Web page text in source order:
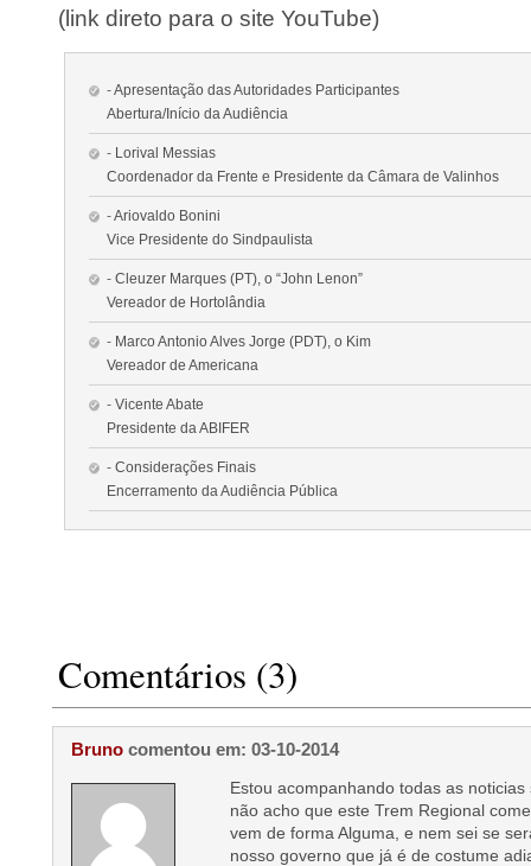
(link direto para o site YouTube)
-Apresentação das Autoridades Participantes
Abertura/Início da Audiência
- Lorival Messias
Coordenador da Frente e Presidente da Câmara de Valinhos
-Ariovaldo Bonini
Vice Presidente do Sindpaulista
- Cleuzer Marques (PT), o “John Lenon”
Vereador de Hortolândia
- Marco Antonio Alves Jorge (PDT), o Kim
Vereador de Americana
- Vicente Abate
Presidente da ABIFER
- Considerações Finais
Encerramento da Audiência Pública
Comentários (3)
Bruno comentou em: 03-10-2014
Estou acompanhando todas as
não acho que este Trem Regional
vem de forma Alguma, e nem sei se
nosso governo que já é de costume